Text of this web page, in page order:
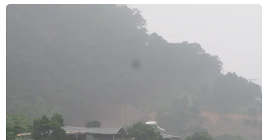
Hàng nghìn cổ động viên Việt Nam trên sân
Waikato đã đến cổ vũ đội nhà trong trận gặp Bồ